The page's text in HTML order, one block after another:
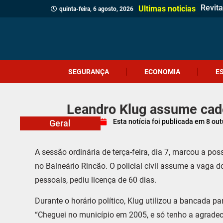
quinta-feira, 6 agosto, 2026 Ultimas noticias Dia
Içara
Idosa
PM
SEGURANÇA ECONOMIA
Leandro Klug assume
Geral Esta notícia foi publicada em 8
A sessão ordinária de terça-feira, dia 7, marcou a
no Balneário Rincão. O policial civil assume a vaga
pessoais, pediu licença de 60 dias.
Durante o horário político, Klug utilizou a bancada
“Cheguei no município em 2005, e só tenho a